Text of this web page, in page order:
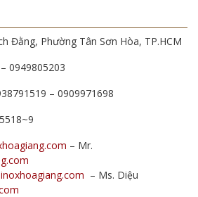
Đằng, Phường Tân Sơn Hòa, TP.HCM
– 0949805203
– 0909971698
– Mr.
– Ms. Diệu